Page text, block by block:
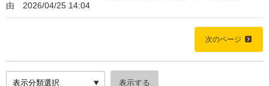
由 2026/04/25 14:04
次のページ